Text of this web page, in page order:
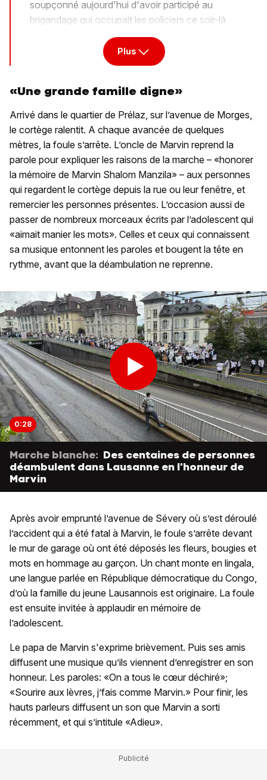
soupçonné aujourd'hui d'avoir participé au
brigandage qui occupait les policiers ce soir-là
Plus
«Une grande famille digne»
Arrivé dans le quartier de Prélaz, sur l’avenue de Morges,
le cortège ralentit. A chaque avancée de quelques
mètres, la foule s’arrête. L’oncle de Marvin reprend la
parole pour expliquer les raisons de la marche – «honorer
la mémoire de Marvin Shalom Manzila» – aux personnes
qui regardent le cortège depuis la rue ou leur fenêtre, et
remercier les personnes présentes. L’occasion aussi de
passer de nombreux morceaux écrits par l’adolescent qui
«aimait manier les mots». Celles et ceux qui connaissent
sa musique entonnent les paroles et bougent la tête en
rythme, avant que la déambulation ne reprenne.
0:28
Marche blanche: Des centaines de personnes
déambulent dans Lausanne en l'honneur de
Marvin
Après avoir emprunté l’avenue de Sévery où s’est déroulé
l’accident qui a été fatal à Marvin, le foule s’arrête devant
le mur de garage où ont été déposés les fleurs, bougies et
mots en hommage au garçon. Un chant monte en lingala,
une langue parlée en République démocratique du Congo,
d’où la famille du jeune Lausannois est originaire. La foule
est ensuite invitée à applaudir en mémoire de
l’adolescent.
Le papa de Marvin s'exprime brièvement. Puis ses amis
diffusent une musique qu’ils viennent d’enregistrer en son
honneur. Les paroles: «On a tous le cœur déchiré»;
«Sourire aux lèvres, j’fais comme Marvin.» Pour finir, les
hauts parleurs diffusent un son que Marvin a sorti
récemment, et qui s’intitule «Adieu».